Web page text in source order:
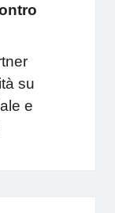
su
e